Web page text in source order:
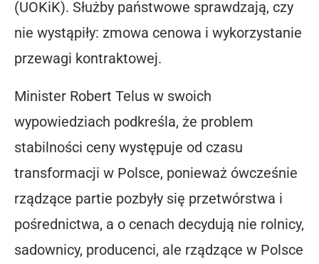
(UOKiK). Służby państwowe sprawdzają, czy
nie wystąpiły: zmowa cenowa i wykorzystanie
przewagi kontraktowej.
Minister Robert Telus w swoich
wypowiedziach podkreśla, że problem
stabilności ceny występuje od czasu
transformacji w Polsce, ponieważ ówcześnie
rządzące partie pozbyły się przetwórstwa i
pośrednictwa, a o cenach decydują nie rolnicy,
sadownicy, producenci, ale rządzące w Polsce